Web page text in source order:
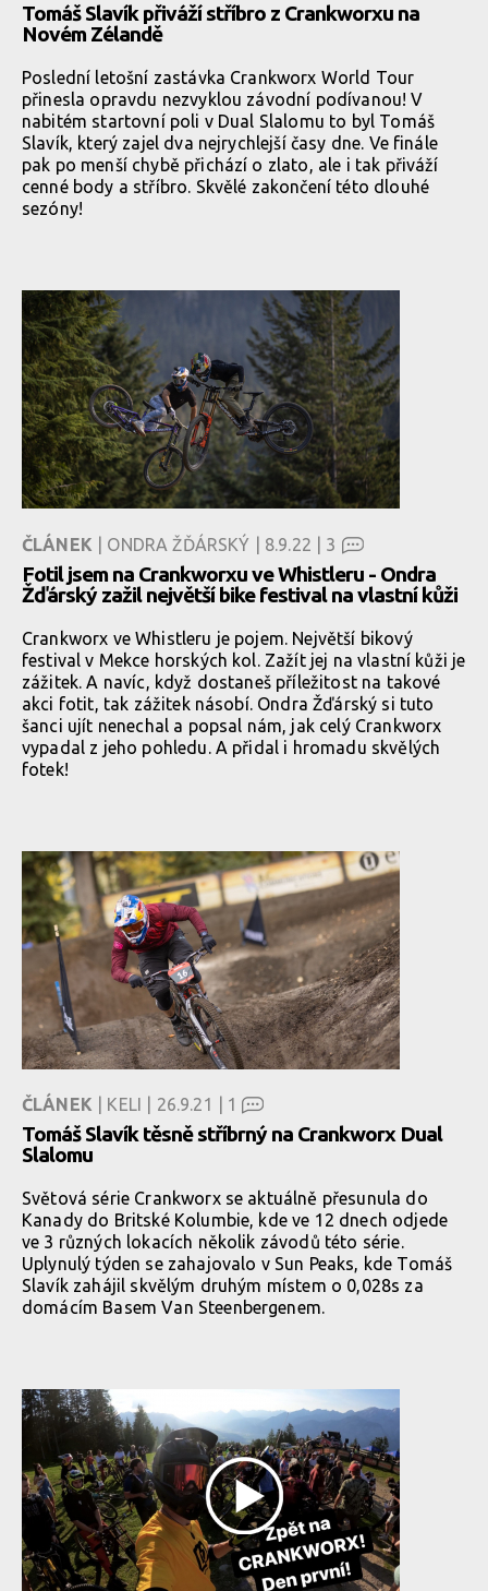
Tomáš Slavík přiváží stříbro z Crankworxu na
Novém Zélandě
Poslední letošní zastávka Crankworx World Tour
přinesla opravdu nezvyklou závodní podívanou! V
nabitém startovní poli v Dual Slalomu to byl Tomáš
Slavík, který zajel dva nejrychlejší časy dne. Ve finále
pak po menší chybě přichází o zlato, ale i tak přiváží
cenné body a stříbro. Skvělé zakončení této dlouhé
sezóny!
ČLÁNEK | ONDRA ŽĎÁRSKÝ | 8.9.22 | 3
Fotil jsem na Crankworxu ve Whistleru - Ondra
Žďárský zažil největší bike festival na vlastní kůži
Crankworx ve Whistleru je pojem. Největší bikový
festival v Mekce horských kol. Zažít jej na vlastní kůži je
zážitek. A navíc, když dostaneš příležitost na takové
akci fotit, tak zážitek násobí. Ondra Žďárský si tuto
šanci ujít nenechal a popsal nám, jak celý Crankworx
vypadal z jeho pohledu. A přidal i hromadu skvělých
fotek!
ČLÁNEK | KELI | 26.9.21 | 1
Tomáš Slavík těsně stříbrný na Crankworx Dual
Slalomu
Světová série Crankworx se aktuálně přesunula do
Kanady do Britské Kolumbie, kde ve 12 dnech odjede
ve 3 různých lokacích několik závodů této série.
Uplynulý týden se zahajovalo v Sun Peaks, kde Tomáš
Slavík zahájil skvělým druhým místem o 0,028s za
domácím Basem Van Steenbergenem.